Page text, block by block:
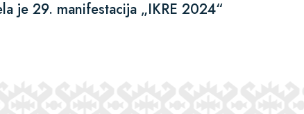
je 29. manifestacija „IKRE 2024“